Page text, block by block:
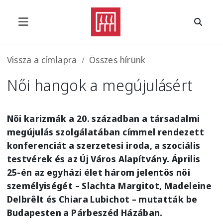
Morzsa
Vissza a címlapra Összes hírünk
Női hangok a megújulásért
Női karizmák a 20. században a társadalmi
megújulás szolgálatában címmel rendezett
konferenciát a szerzetesi iroda, a szociális
testvérek és az Új Város Alapítvány. Április
25-én az egyházi élet három jelentős női
személyiségét – Slachta Margitot, Madeleine
Delbrêlt és Chiara Lubichot – mutatták be
Budapesten a Párbeszéd Házában.